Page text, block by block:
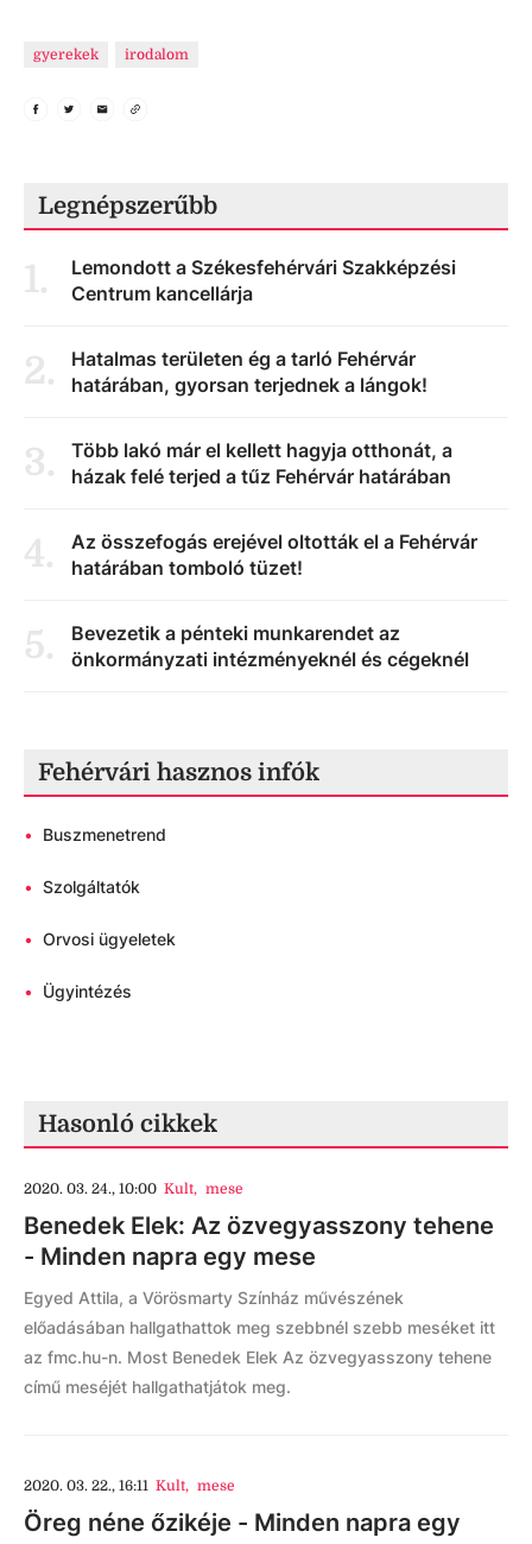
gyerekek irodalom
Legnépszerűbb
1.
Lemondott a Székesfehérvári Szakképzési
Centrum kancellárja
2.
Hatalmas területen ég a tarló Fehérvár
határában, gyorsan terjednek a lángok!
3.
Több lakó már el kellett hagyja otthonát, a
házak felé terjed a tűz Fehérvár határában
4.
Az összefogás erejével oltották el a Fehérvár
határában tomboló tüzet!
5.
Bevezetik a pénteki munkarendet az
önkormányzati intézményeknél és cégeknél
Fehérvári hasznos infók
• Buszmenetrend
• Szolgáltatók
• Orvosi ügyeletek
• Ügyintézés
Hasonló cikkek
2020. 03. 24., 10:00 Kult, mese
Benedek Elek: Az özvegyasszony tehene
- Minden napra egy mese
Egyed Attila, a Vörösmarty Színház művészének
előadásában hallgathattok meg szebbnél szebb meséket itt
az fmc.hu-n. Most Benedek Elek Az özvegyasszony tehene
című meséjét hallgathatjátok meg.
2020. 03. 22., 16:11 Kult, mese
Öreg néne őzikéje - Minden napra egy